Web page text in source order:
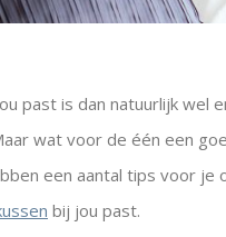
past is dan natuurlijk wel
wat voor de één een
een aantal tips voor je
bij jou past.